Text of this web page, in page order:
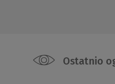
Ostatnio